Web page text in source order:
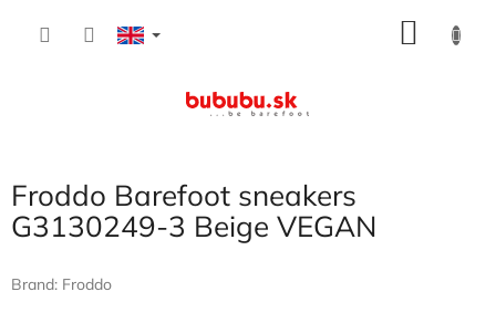
Froddo Barefoot sneakers
G3130249-3 Beige VEGAN
Brand: Froddo